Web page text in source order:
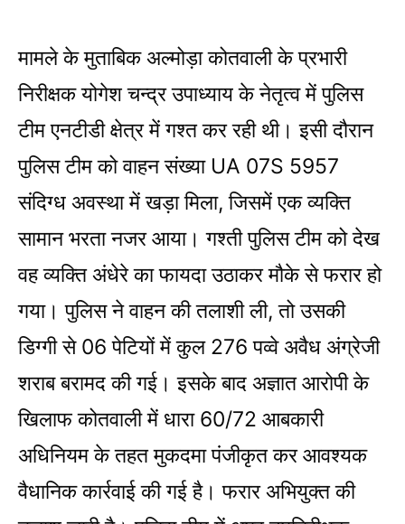
मामले के मुताबिक अल्मोड़ा कोतवाली के प्रभारी
निरीक्षक योगेश चन्द्र उपाध्याय के नेतृत्व में पुलिस
टीम एनटीडी क्षेत्र में गश्त कर रही थी। इसी दौरान
पुलिस टीम को वाहन संख्या UA 07S 5957
संदिग्ध अवस्था में खड़ा मिला, जिसमें एक व्यक्ति
सामान भरता नजर आया। गश्ती पुलिस टीम को देख
वह व्यक्ति अंधेरे का फायदा उठाकर मौके से फरार हो
गया। पुलिस ने वाहन की तलाशी ली, तो उसकी
डिग्गी से 06 पेटियों में कुल 276 पव्वे अवैध अंग्रेजी
शराब बरामद की गई। इसके बाद अज्ञात आरोपी के
खिलाफ कोतवाली में धारा 60/72 आबकारी
अधिनियम के तहत मुकदमा पंजीकृत कर आवश्यक
वैधानिक कार्रवाई की गई है। फरार अभियुक्त की